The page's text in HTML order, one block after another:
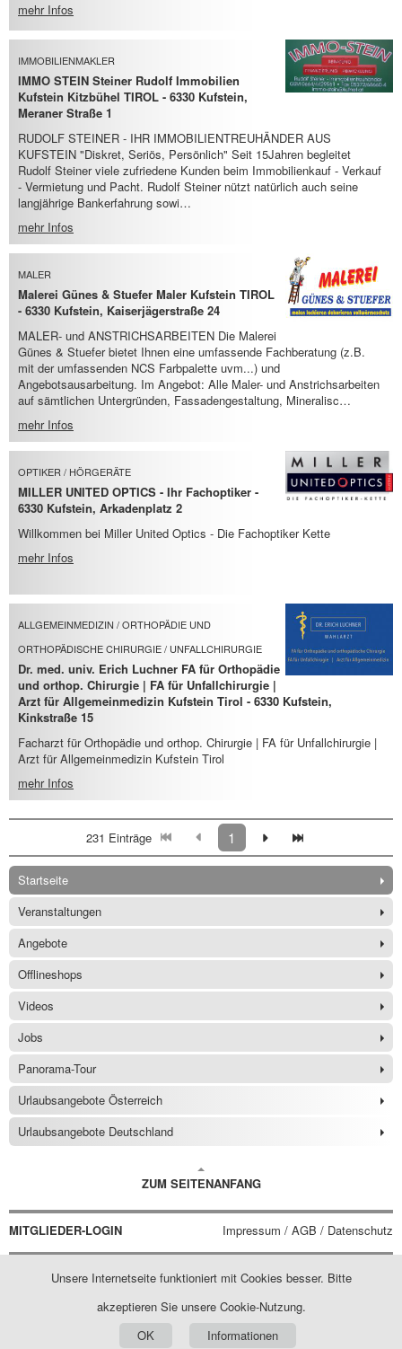
mehr Infos
IMMOBILIENMAKLER
IMMO STEIN Steiner Rudolf Immobilien
Kufstein Kitzbühel TIROL - 6330 Kufstein,
Meraner Straße 1
RUDOLF STEINER - IHR IMMOBILIENTREUHÄNDER AUS
KUFSTEIN "Diskret, Seriös, Persönlich" Seit 15Jahren begleitet
Rudolf Steiner viele zufriedene Kunden beim Immobilienkauf - Verkauf
- Vermietung und Pacht. Rudolf Steiner nützt natürlich auch seine
langjährige Bankerfahrung sowi…
mehr Infos
MALER
Malerei Günes & Stuefer Maler Kufstein TIROL
- 6330 Kufstein, Kaiserjägerstraße 24
MALER- und ANSTRICHSARBEITEN Die Malerei
Günes & Stuefer bietet Ihnen eine umfassende Fachberatung (z.B.
mit der umfassenden NCS Farbpalette uvm...) und
Angebotsausarbeitung. Im Angebot: Alle Maler- und Anstrichsarbeiten
auf sämtlichen Untergründen, Fassadengestaltung, Mineralisc…
mehr Infos
OPTIKER / HÖRGERÄTE
MILLER UNITED OPTICS - Ihr Fachoptiker -
6330 Kufstein, Arkadenplatz 2
Willkommen bei Miller United Optics - Die Fachoptiker Kette
mehr Infos
ALLGEMEINMEDIZIN / ORTHOPÄDIE UND
ORTHOPÄDISCHE CHIRURGIE / UNFALLCHIRURGIE
Dr. med. univ. Erich Luchner FA für Orthopädie
und orthop. Chirurgie | FA für Unfallchirurgie |
Arzt für Allgemeinmedizin Kufstein Tirol - 6330 Kufstein,
Kinkstraße 15
Facharzt für Orthopädie und orthop. Chirurgie | FA für Unfallchirurgie |
Arzt für Allgemeinmedizin Kufstein Tirol
mehr Infos
231 Einträge 1
Startseite
Veranstaltungen
Angebote
Offlineshops
Videos
Jobs
Panorama-Tour
Urlaubsangebote Österreich
Urlaubsangebote Deutschland
ZUM SEITENANFANG
MITGLIEDER-LOGIN Impressum / AGB / Datenschutz
Unsere Internetseite funktioniert mit Cookies besser. Bitte
akzeptieren Sie unsere Cookie-Nutzung.
OK
Informationen